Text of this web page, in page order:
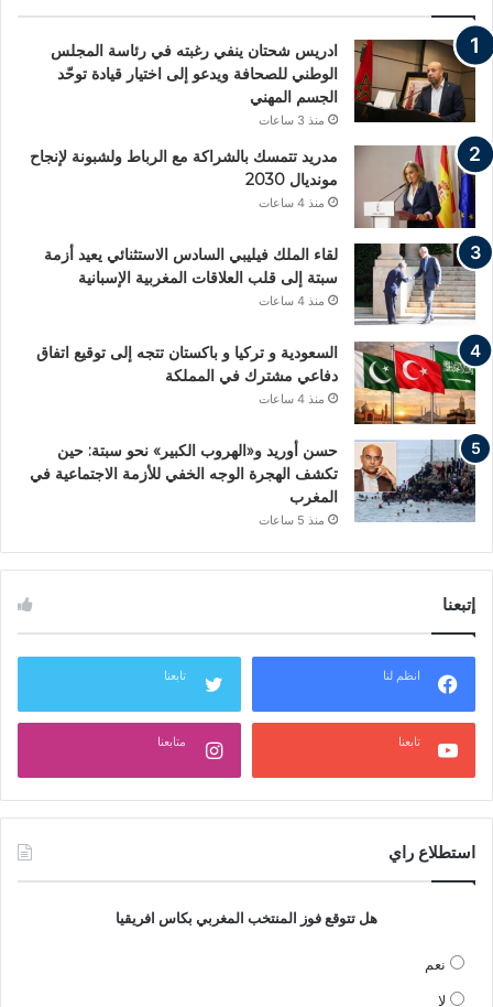
ادريس شحتان ينفي رغبته في رئاسة المجلس
الوطني للصحافة ويدعو إلى اختيار قيادة توحّد
الجسم المهني
منذ 3 ساعات
مدريد تتمسك بالشراكة مع الرباط ولشبونة لإنجاح
مونديال 2030
منذ 4 ساعات
لقاء الملك فيليبي السادس الاستثنائي يعيد أزمة
سبتة إلى قلب العلاقات المغربية الإسبانية
منذ 4 ساعات
السعودية و تركيا و باكستان تتجه إلى توقيع اتفاق
دفاعي مشترك في المملكة
منذ 4 ساعات
حسن أوريد و«الهروب الكبير» نحو سبتة: حين
تكشف الهجرة الوجه الخفي للأزمة الاجتماعية في
المغرب
منذ 5 ساعات
إتبعنا
انظم لنا تابعنا
تابعنا متابعنا
استطلاع راي
هل تتوقع فوز المنتخب المغربي بكاس افريقيا
نعم
لا